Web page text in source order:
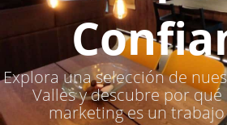
Explora una selección de
Vallès y descubre por
marketing es un